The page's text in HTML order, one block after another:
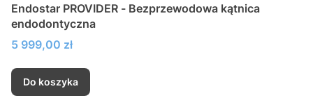
Endostar PROVIDER - Bezprzewodowa kątnica
endodontyczna
Cena
5 999,00 zł
Do koszyka